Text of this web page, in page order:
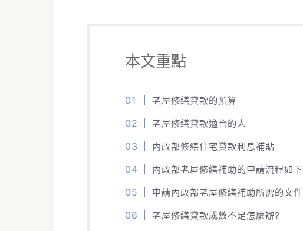
本文重點
老屋修繕貸款的預算
老屋修繕貸款適合的人
內政部修繕住宅貸款利息補貼
內政部老屋修繕補助的申請流程如下
申請內政部老屋修繕補助所需的文件
老屋修繕貸款成數不足怎麼辦?